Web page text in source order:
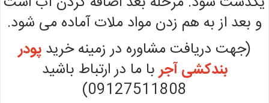
و بعد از به هم زدن مواد ملات آماده می شود.
(جهت دریافت مشاوره در زمینه خرید پودر
بندکشی آجربا ما در ارتباط باشید
09127511808)